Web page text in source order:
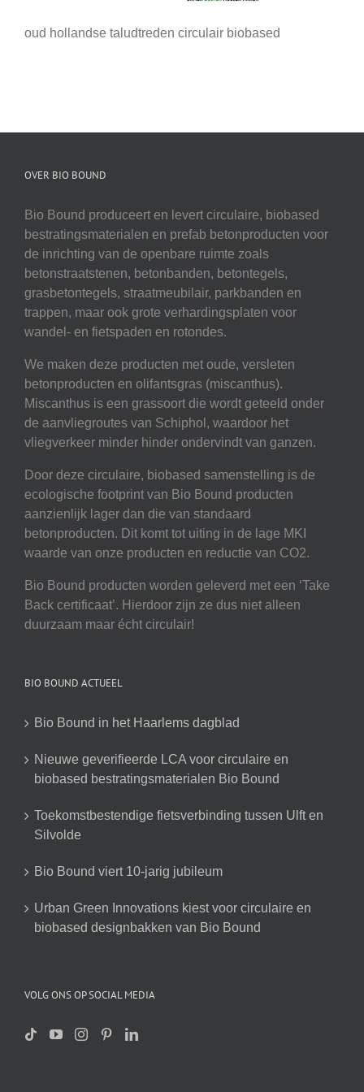
oud hollandse taludtreden circulair biobased
OVER BIO BOUND
Bio Bound produceert en levert circulaire, biobased
bestratingsmaterialen en prefab betonproducten voor
de inrichting van de openbare ruimte zoals
betonstraatstenen, betonbanden, betontegels,
grasbetontegels, straatmeubilair, parkbanden en
trappen, maar ook grote verhardingsplaten voor
wandel- en fietspaden en rotondes.
We maken deze producten met oude, versleten
betonproducten en olifantsgras (miscanthus).
Miscanthus is een grassoort die wordt geteeld onder
de aanvliegroutes van Schiphol, waardoor het
vliegverkeer minder hinder ondervindt van ganzen.
Door deze circulaire, biobased samenstelling is de
ecologische footprint van Bio Bound producten
aanzienlijk lager dan die van standaard
betonproducten. Dit komt tot uiting in de lage MKI
waarde van onze producten en reductie van CO2.
Bio Bound producten worden geleverd met een ‘Take
Back certificaat’. Hierdoor zijn ze dus niet alleen
duurzaam maar écht circulair!
BIO BOUND ACTUEEL
Bio Bound in het Haarlems dagblad
Nieuwe geverifieerde LCA voor circulaire en
biobased bestratingsmaterialen Bio Bound
Toekomstbestendige fietsverbinding tussen Ulft en
Silvolde
Bio Bound viert 10-jarig jubileum
Urban Green Innovations kiest voor circulaire en
biobased designbakken van Bio Bound
VOLG ONS OP SOCIAL MEDIA